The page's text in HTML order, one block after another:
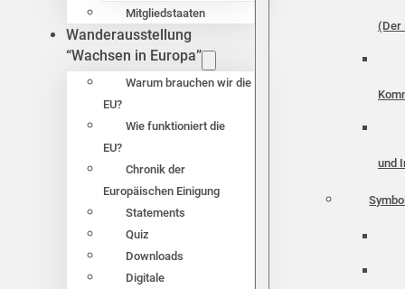
Mitgliedstaaten
Wanderausstellung
“Wachsen in Europa”
Warum brauchen wir die
EU?
Wie funktioniert die
EU?
Chronik der
Europäischen Einigung
Statements
Quiz
Downloads
Digitale
(Der
und